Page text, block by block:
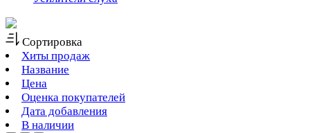
Сортировка
Хиты продаж
Название
Цена
Оценка покупателей
Дата добавления
В наличии